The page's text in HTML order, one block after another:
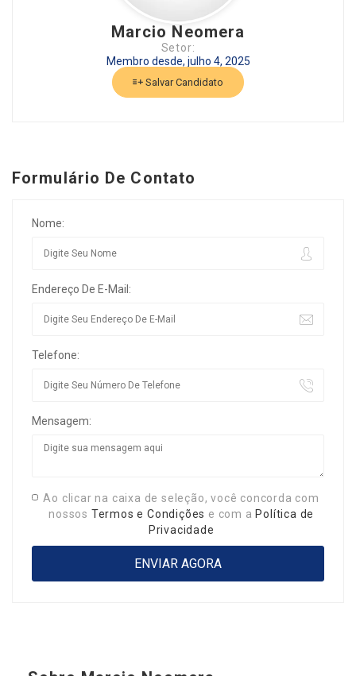
Marcio Neomera
Setor:
Membro desde, julho 4, 2025
Salvar Candidato
Formulário De Contato
Nome:
Endereço De E-Mail:
Telefone:
Mensagem:
Ao clicar na caixa de seleção, você concorda com
nossos Termos e Condições e com a Política de
Privacidade